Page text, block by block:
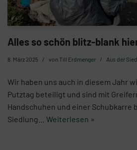
Alles so schön blitz-blank
8. März 2025 vonTill Erdmenger Aus der
Wir haben uns auch in diesem Jahr
Putztag beteiligt und sind mit
Handschuhen und einer Schubkarre
Siedlung… Weiterlesen »